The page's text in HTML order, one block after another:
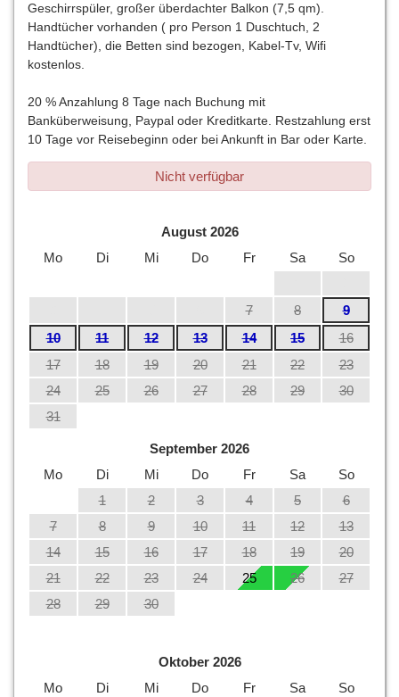
Geschirrspüler, großer überdachter Balkon (7,5 qm).
Handtücher vorhanden ( pro Person 1 Duschtuch, 2
Handtücher), die Betten sind bezogen, Kabel-Tv, Wifi
kostenlos.
20 % Anzahlung 8 Tage nach Buchung mit
Banküberweisung, Paypal oder Kreditkarte. Restzahlung erst
10 Tage vor Reisebeginn oder bei Ankunft in Bar oder Karte.
Nicht verfügbar
August 2026
Mo
Di Mi Do Fr Sa
So
7 8
9
10
11 12 13 14 15
16
17
18 19 20 21 22
23
24
25 26 27 28 29
30
31
September 2026
Mo
Di Mi Do Fr Sa
So
1
2 3 4 5
6
7
8 9 10 11 12
13
14
15 16 17 18 19
20
21
22 23 24 25 26
27
28
29 30
Oktober 2026
Mo
Di Mi Do Fr Sa
So